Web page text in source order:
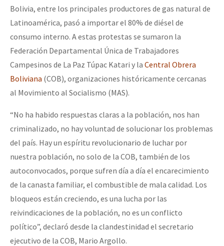
Bolivia, entre los principales productores de gas natural de
Latinoamérica, pasó a importar el 80% de diésel de
consumo interno. A estas protestas se sumaron la
Federación Departamental Única de Trabajadores
Campesinos de La Paz Túpac Katari y la Central Obrera
Boliviana (COB), organizaciones históricamente cercanas
al Movimiento al Socialismo (MAS).
“No ha habido respuestas claras a la población, nos han
criminalizado, no hay voluntad de solucionar los problemas
del país. Hay un espíritu revolucionario de luchar por
nuestra población, no solo de la COB, también de los
autoconvocados, porque sufren día a día el encarecimiento
de la canasta familiar, el combustible de mala calidad. Los
bloqueos están creciendo, es una lucha por las
reivindicaciones de la población, no es un conflicto
político”, declaró desde la clandestinidad el secretario
ejecutivo de la COB, Mario Argollo.